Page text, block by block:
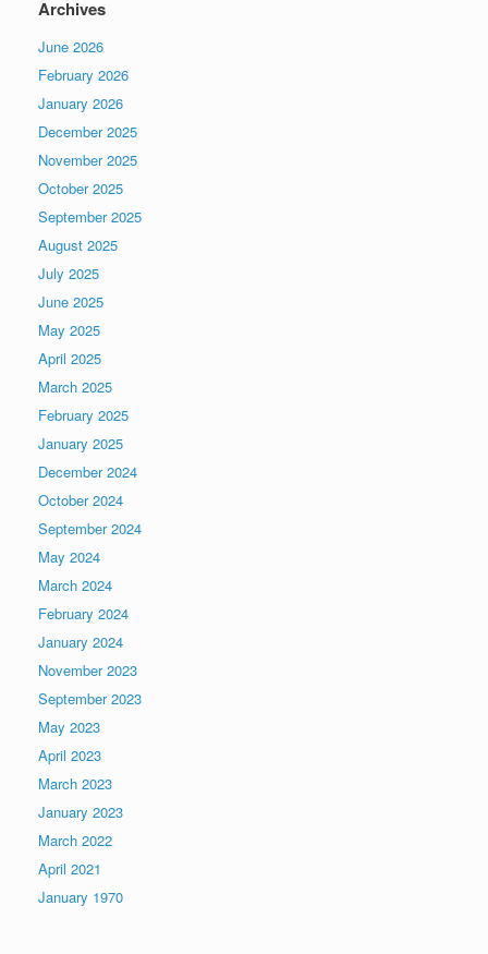
Archives
June 2026
February 2026
January 2026
December 2025
November 2025
October 2025
September 2025
August 2025
July 2025
June 2025
May 2025
April 2025
March 2025
February 2025
January 2025
December 2024
October 2024
September 2024
May 2024
March 2024
February 2024
January 2024
November 2023
September 2023
May 2023
April 2023
March 2023
January 2023
March 2022
April 2021
January 1970